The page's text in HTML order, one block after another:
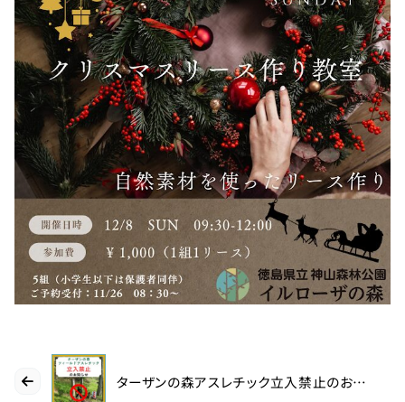
徳島県
立 神山
森林公
園
イルロ
ーザの
森管理
事務所
へのご
連絡
088-
ターザンの森アスレチック立入禁止のお知らせ